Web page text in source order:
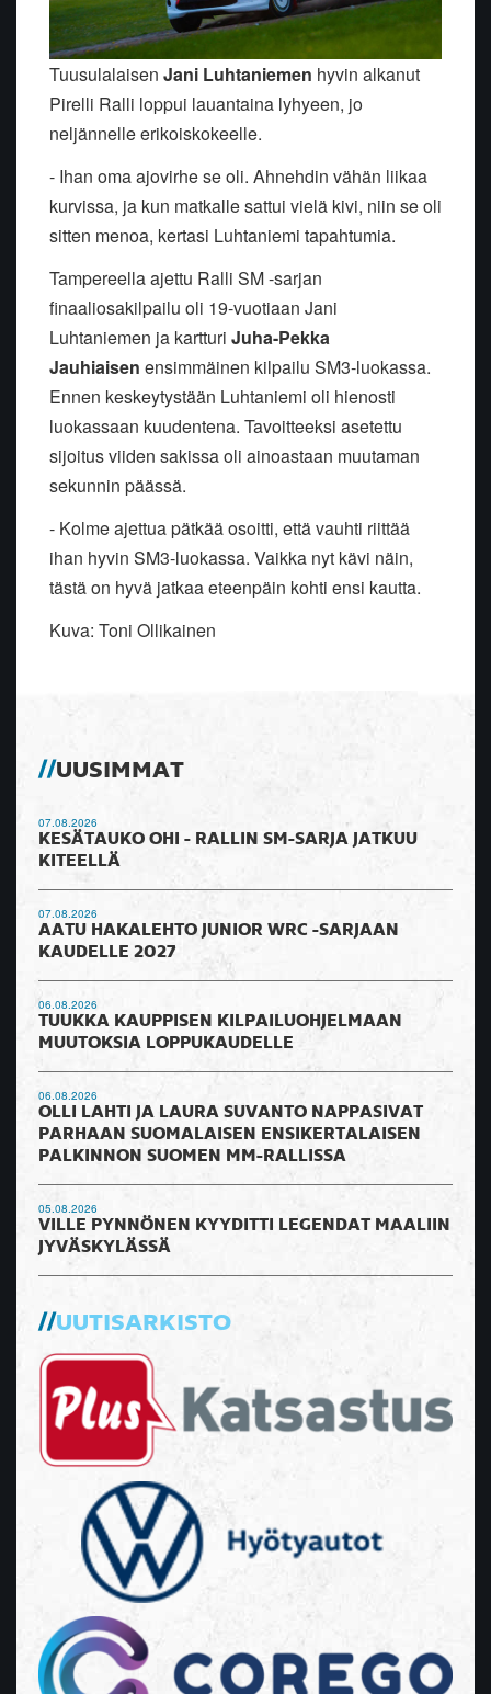
Tuusulalaisen Jani Luhtaniemen hyvin alkanut
Pirelli Ralli loppui lauantaina lyhyeen, jo
neljännelle erikoiskokeelle.
- Ihan oma ajovirhe se oli. Ahnehdin vähän liikaa
kurvissa, ja kun matkalle sattui vielä kivi, niin se oli
sitten menoa, kertasi Luhtaniemi tapahtumia.
Tampereella ajettu Ralli SM -sarjan
finaaliosakilpailu oli 19-vuotiaan Jani
Luhtaniemen ja kartturi Juha-Pekka
Jauhiaisen ensimmäinen kilpailu SM3-luokassa.
Ennen keskeytystään Luhtaniemi oli hienosti
luokassaan kuudentena. Tavoitteeksi asetettu
sijoitus viiden sakissa oli ainoastaan muutaman
sekunnin päässä.
- Kolme ajettua pätkää osoitti, että vauhti riittää
ihan hyvin SM3-luokassa. Vaikka nyt kävi näin,
tästä on hyvä jatkaa eteenpäin kohti ensi kautta.
Kuva: Toni Ollikainen
UUSIMMAT
07.08.2026
KESÄTAUKO OHI - RALLIN SM-SARJA JATKUU
KITEELLÄ
07.08.2026
AATU HAKALEHTO JUNIOR WRC -SARJAAN
KAUDELLE 2027
06.08.2026
TUUKKA KAUPPISEN KILPAILUOHJELMAAN
MUUTOKSIA LOPPUKAUDELLE
06.08.2026
OLLI LAHTI JA LAURA SUVANTO NAPPASIVAT
PARHAAN SUOMALAISEN ENSIKERTALAISEN
PALKINNON SUOMEN MM-RALLISSA
05.08.2026
VILLE PYNNÖNEN KYYDITTI LEGENDAT MAALIIN
JYVÄSKYLÄSSÄ
UUTISARKISTO